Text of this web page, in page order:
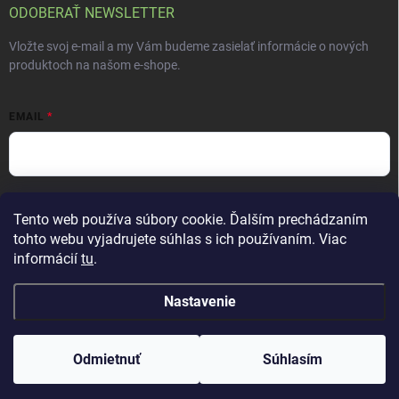
Tento web používa súbory cookie. Ďalším prechádzaním
tohto webu vyjadrujete súhlas s ich používaním. Viac
informácií tu.
Nastavenie
Odmietnuť Súhlasím
ODOBERAŤ NEWSLETTER
Vložte svoj e-mail a my Vám budeme zasielať informácie o nových
produktoch na našom e-shope.
EMAIL
Prihlásiť sa
Vytvoril Shoptet
Copyright 2026ALTEVITA Group s.r.o., life - health - beauty. Všetky práva
vyhradené.
Upraviť nastavenie cookies